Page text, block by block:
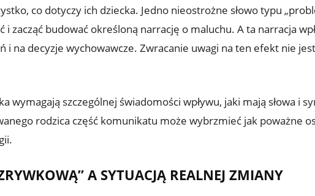
co dotyczy ich dziecka. Jedno nieostrożne słowo typu
i zacząć budować określoną narrację o maluchu. A ta narracja
i na decyzje wychowawcze. Zwracanie uwagi na ten efekt nie
wymagają szczególnej świadomości wpływu, jaki mają słowa i
rodzica część komunikatu może wybrzmieć jak poważne
A SYTUACJĄ REALNEJ ZMIANY